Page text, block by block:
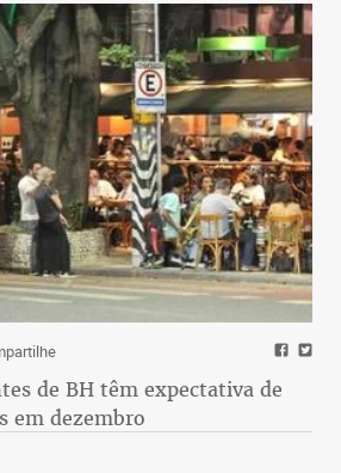
de BH têm expectativa de
em dezembro